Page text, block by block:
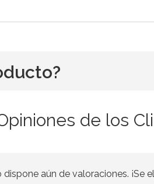
de los
aún de valoraciones. ¡Se